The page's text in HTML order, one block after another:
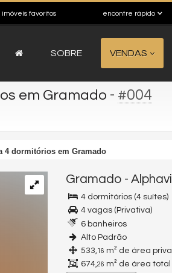
encontre rápido
imóveis favoritos
SOBRE VENDAS
em Gramado - #004
4 dormitórios em Gramado
Gramado -
4 dormitórios (4 suítes)
4 vagas (Privativa)
6 banheiros
Alto Padrão
533,16 m² de área
674,26 m² de área total